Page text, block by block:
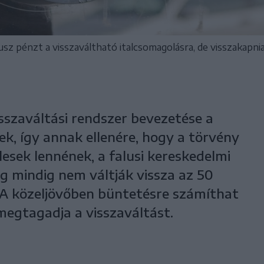
pénzt a visszaváltható italcsomagolásra, de
rendszer bevezetése a
így annak ellenére, hogy a törvény
lennének, a falusi kereskedelmi
mindig nem váltják vissza az 50
közeljövőben büntetésre számíthat
a visszaváltást.